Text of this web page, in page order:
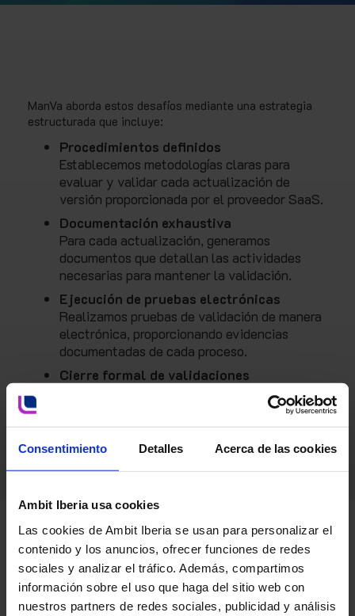
Consentimiento Detalles Acerca de las cookies
Ambit Iberia usa cookies
Las cookies de Ambit Iberia se usan para personalizar el
contenido y los anuncios, ofrecer funciones de redes
sociales y analizar el tráfico. Además, compartimos
información sobre el uso que haga del sitio web con
nuestros partners de redes sociales, publicidad y análisis
ManVa aborda estos desafíos mediante una estrategia
estructurada que incluye:
Procedimientos definidos
Establecemos metodologías claras para
evaluar y validar cada actualización de
versión proporcionada por el proveedor SaaS.
Documentación exhaustiva
Para cada actualización, generamos
documentos que detallan las actividades
necesarias para mantener la validación.
Ejecución de pruebas electrónicas
Realizamos pruebas de validación de manera
electrónica, proporcionando evidencias
documentadas de cada proceso.
Cierre formal de validaciones
Tras completar las pruebas, llevamos a cabo
un cierre formal que certifica la validez y
conformidad del sistema.